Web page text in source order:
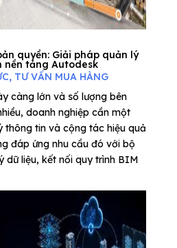
quyền: Giải pháp quản lý
tảng Autodesk
, TƯ VẤN MUA HÀNG
càng lớn và số lượng bên
doanh nghiệp cần một
thông tin và cộng tác hiệu quả
đáp ứng nhu cầu đó với bộ
dữ liệu, kết nối quy trình BIM